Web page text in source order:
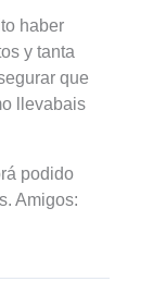
haber
y tanta
que
llevabais
podido
Amigos: